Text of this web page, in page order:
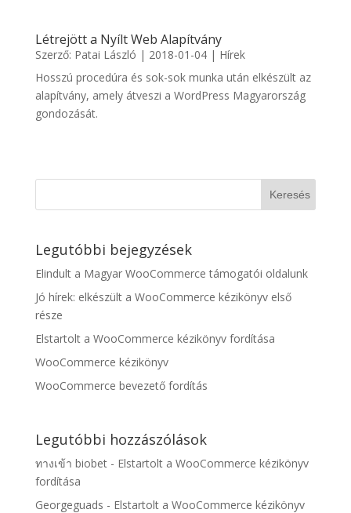
Létrejött a Nyílt Web Alapítvány
Szerző: Patai László | 2018-01-04| Hírek
Hosszú procedúra és sok-sok munka után elkészült az
alapítvány, amely átveszi a WordPress Magyarország
gondozását.
Legutóbbi bejegyzések
Elindult a Magyar WooCommerce támogatói oldalunk
Jó hírek: elkészült a WooCommerce kézikönyv első
része
Elstartolt a WooCommerce kézikönyv fordítása
WooCommerce kézikönyv
WooCommerce bevezető fordítás
Legutóbbi hozzászólások
ทางเข้า biobet- Elstartolt a WooCommerce kézikönyv
fordítása
Georgeguads - Elstartolt a WooCommerce kézikönyv